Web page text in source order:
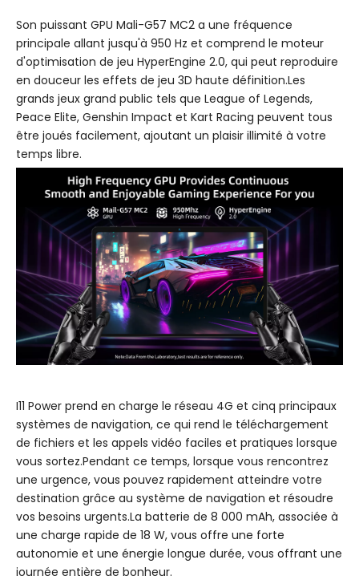
Son puissant GPU Mali-G57 MC2 a une fréquence
principale allant jusqu'à 950 Hz et comprend le moteur
d'optimisation de jeu HyperEngine 2.0, qui peut reproduire
en douceur les effets de jeu 3D haute définition.Les
grands jeux grand public tels que League of Legends,
Peace Elite, Genshin Impact et Kart Racing peuvent tous
être joués facilement, ajoutant un plaisir illimité à votre
temps libre.
I11 Power prend en charge le réseau 4G et cinq principaux
systèmes de navigation, ce qui rend le téléchargement
de fichiers et les appels vidéo faciles et pratiques lorsque
vous sortez.Pendant ce temps, lorsque vous rencontrez
une urgence, vous pouvez rapidement atteindre votre
destination grâce au système de navigation et résoudre
vos besoins urgents.La batterie de 8 000 mAh, associée à
une charge rapide de 18 W, vous offre une forte
autonomie et une énergie longue durée, vous offrant une
journée entière de bonheur.